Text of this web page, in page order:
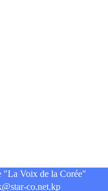
"La Voix de la Corée"
co.net.kp